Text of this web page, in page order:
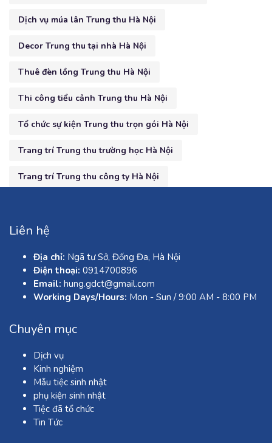
Dịch vụ múa lân Trung thu Hà Nội
Decor Trung thu tại nhà Hà Nội
Thuê đèn lồng Trung thu Hà Nội
Thi công tiểu cảnh Trung thu Hà Nội
Tổ chức sự kiện Trung thu trọn gói Hà Nội
Trang trí Trung thu trường học Hà Nội
Trang trí Trung thu công ty Hà Nội
Liên hệ
Địa chỉ: Ngã tư Sở, Đống Đa, Hà Nội
Điện thoại: 0914700896
Email: hung.gdct@gmail.com
Working Days/Hours: Mon - Sun / 9:00 AM - 8:00 PM
Chuyên mục
Dịch vụ
Kinh nghiệm
Mẫu tiệc sinh nhật
phụ kiện sinh nhật
Tiệc đã tổ chức
Tin Tức